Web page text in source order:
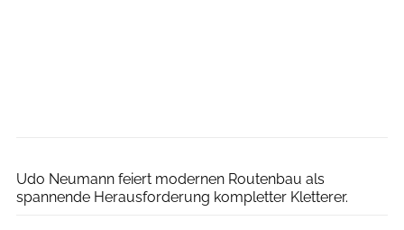
Udo Neumann feiert modernen Routenbau als
spannende Herausforderung kompletter Kletterer.